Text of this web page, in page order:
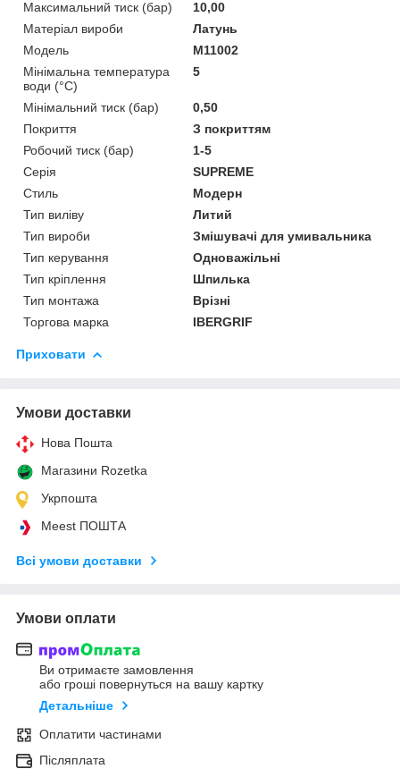
Максимальний тиск (бар)
10,00
Матеріал вироби
Латунь
Мoдель
M11002
Мінімальна температура
води (°C)
5
Мінімальний тиск (бар)
0,50
Покриття
З покриттям
Робочий тиск (бар)
1-5
Серія
SUPREME
Стиль
Модерн
Тип виліву
Литий
Тип вироби
Змішувачі для умивальника
Тип керування
Одноважільні
Тип кріплення
Шпилька
Тип монтажа
Врізні
Торгова марка
IBERGRIF
Приховати
Умови доставки
Нова Пошта
Магазини Rozetka
Укрпошта
Meest ПОШТА
Всі умови доставки
Умови оплати
Ви отримаєте замовлення
або гроші повернуться на вашу картку
Детальніше
Оплатити частинами
Післяплата